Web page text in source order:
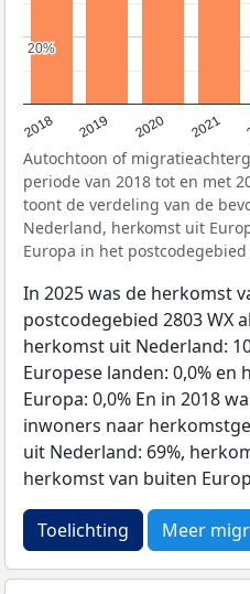
2018 2019 2020 2021
20%
20%
Autochtoon of
periode van 2018 tot en met
toont de verdeling van de
Nederland, herkomst uit
Europa in het postcodegebied
In 2025 was de herkomst
postcodegebied 2803 WX
herkomst uit Nederland:
Europese landen: 0,0%
Europa: 0,0% En in 2018
inwoners naar
uit Nederland: 69%,
herkomst van buiten
Toelichting Meer